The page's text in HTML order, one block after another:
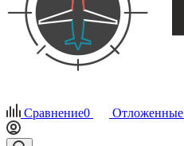
Сравнение0 Отложенные